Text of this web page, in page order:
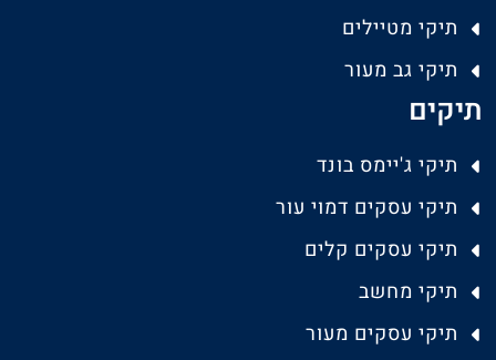
תיקי מטיילים
תיקי גב מעור
תיקים
תיקי ג'יימס בונד
תיקי עסקים דמוי עור
תיקי עסקים קלים
תיקי מחשב
תיקי עסקים מעור